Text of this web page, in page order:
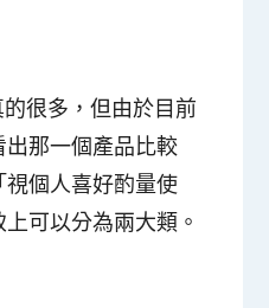
很多，但由於目前
那一個產品比較
個人喜好酌量使
可以分為兩大類。